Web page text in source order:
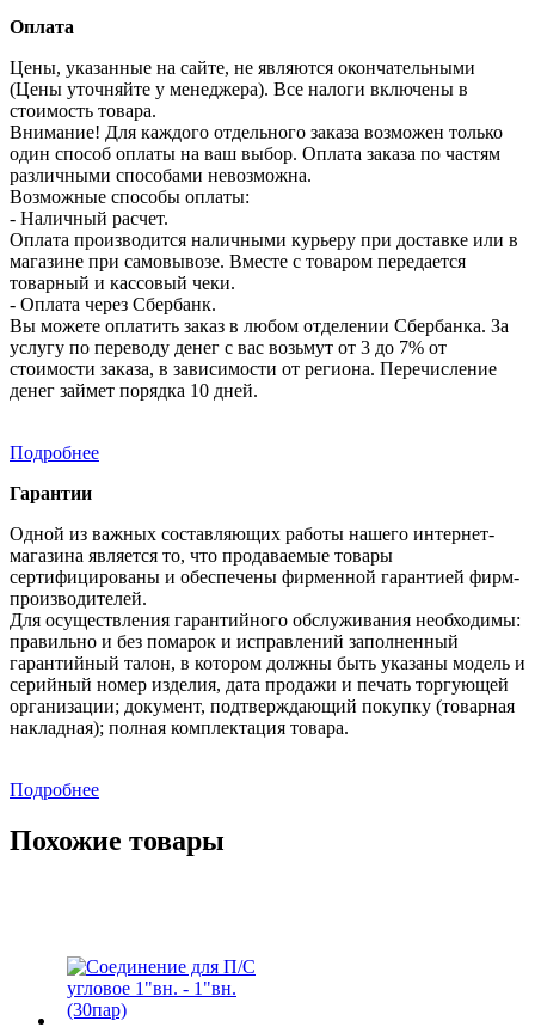
Оплата
Цены, указанные на сайте, не являются окончательными
(Цены уточняйте у менеджера). Все налоги включены в
стоимость товара.
Внимание! Для каждого отдельного заказа возможен только
один способ оплаты на ваш выбор. Оплата заказа по частям
различными способами невозможна.
Возможные способы оплаты:
- Наличный расчет.
Оплата производится наличными курьеру при доставке или в
магазине при самовывозе. Вместе с товаром передается
товарный и кассовый чеки.
- Оплата через Сбербанк.
Вы можете оплатить заказ в любом отделении Сбербанка. За
услугу по переводу денег с вас возьмут от 3 до 7% от
стоимости заказа, в зависимости от региона. Перечисление
денег займет порядка 10 дней.
Подробнее
Гарантии
Одной из важных составляющих работы нашего интернет-
магазина является то, что продаваемые товары
сертифицированы и обеспечены фирменной гарантией фирм-
производителей.
Для осуществления гарантийного обслуживания необходимы:
правильно и без помарок и исправлений заполненный
гарантийный талон, в котором должны быть указаны модель и
серийный номер изделия, дата продажи и печать торгующей
организации; документ, подтверждающий покупку (товарная
накладная); полная комплектация товара.
Подробнее
Похожие товары